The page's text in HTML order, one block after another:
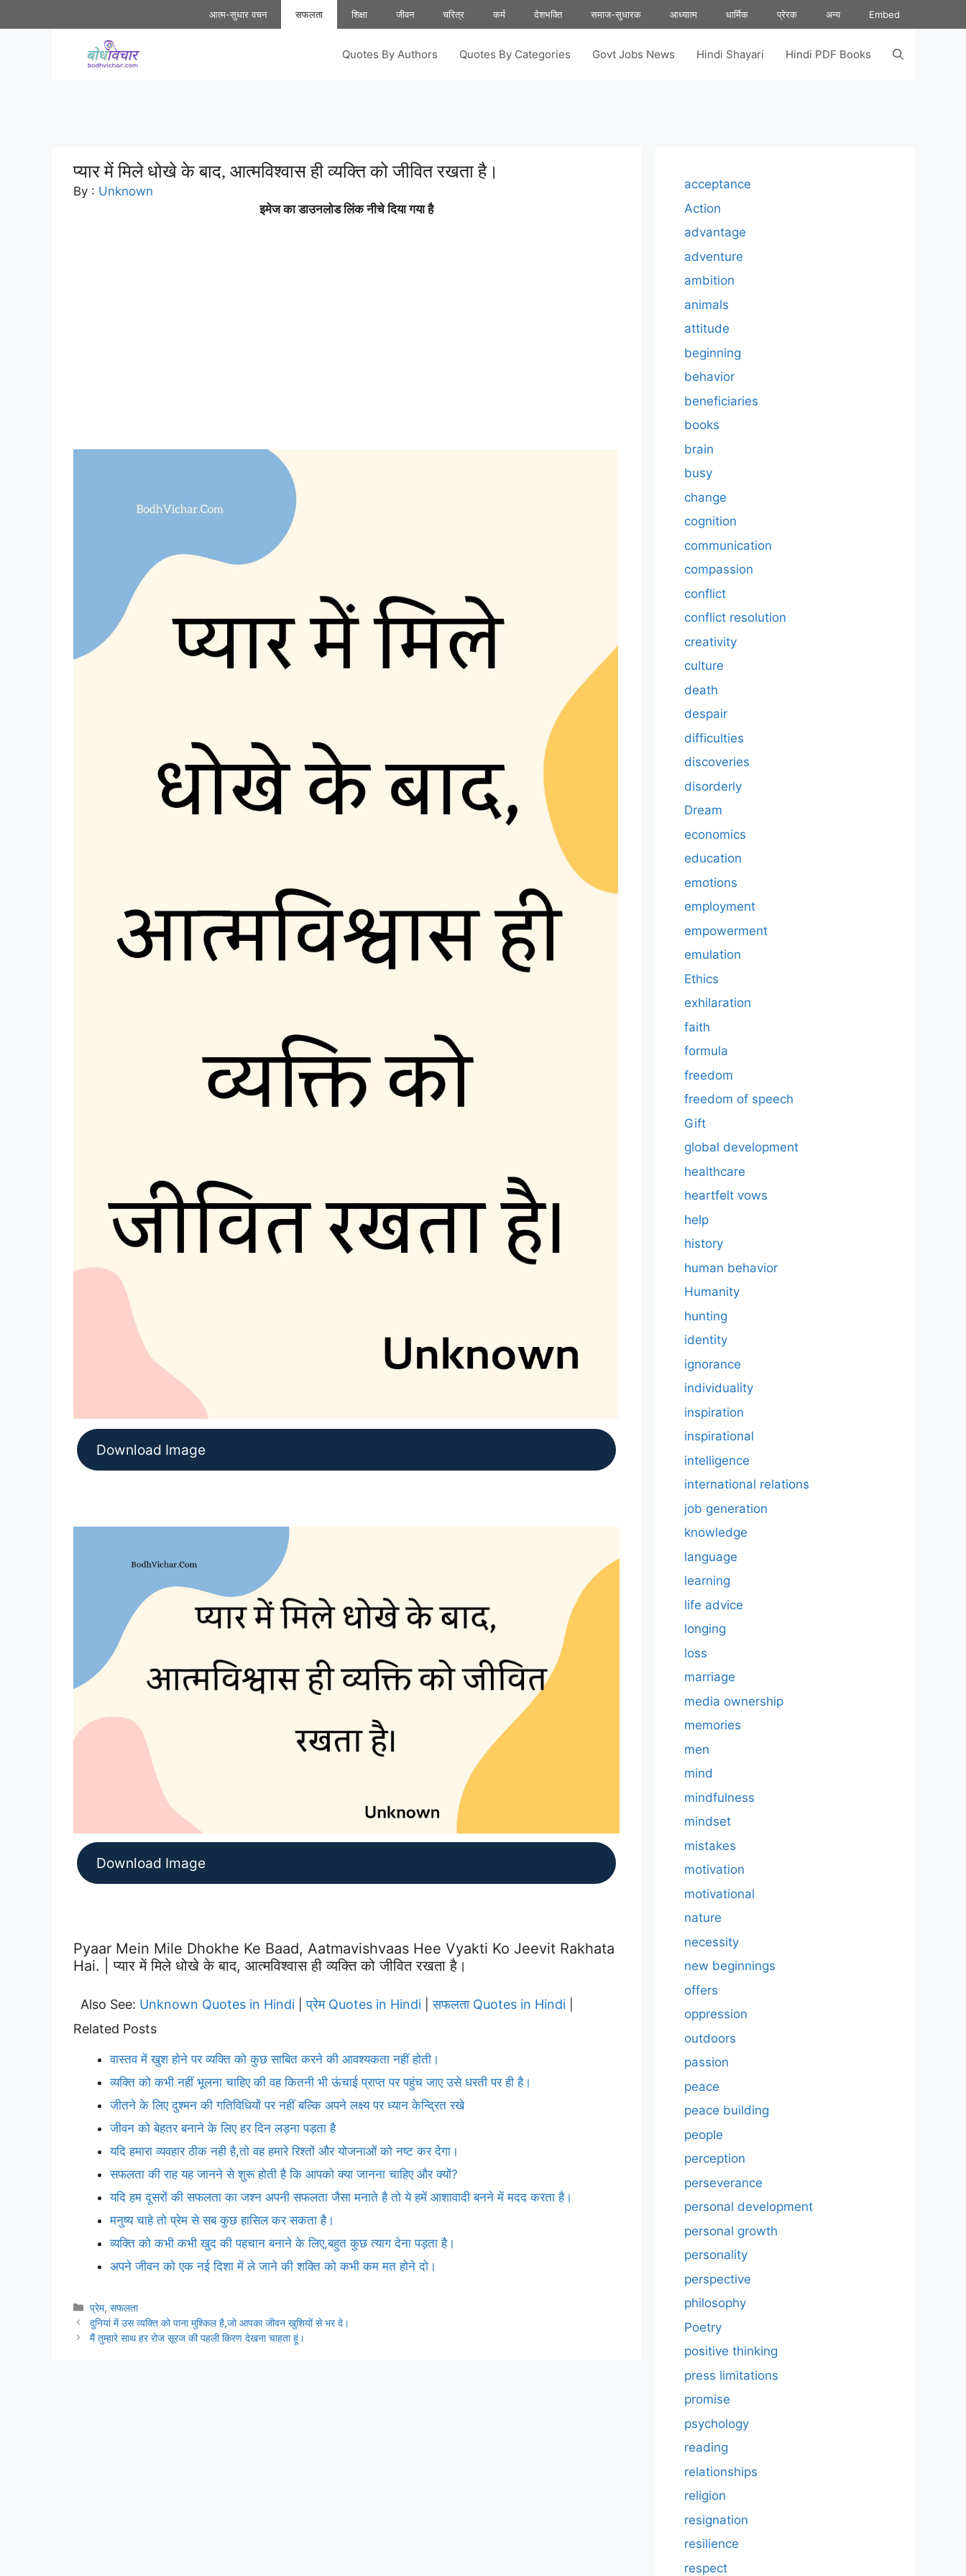
to
आत्म-सुधार वचन सफलता शिक्षा जीवन चरित्र कर्म देशभक्ति समाज-सुधारक आध्यात्म धार्मिक प्रेरक अन्य Embed
Quotes By Authors Quotes By Categories Govt Jobs News Hindi Shayari Hindi PDF Books
प्यार में मिले धोखे के बाद, आत्मविश्वास ही व्यक्ति को जीवित रखता है।
By : Unknown
इमेज का डाउनलोड लिंक नीचे दिया गया है
Download Image
Download Image
Pyaar Mein Mile Dhokhe Ke Baad, Aatmavishvaas Hee Vyakti Ko Jeevit Rakhata
Hai. | प्यार में मिले धोखे के बाद, आत्मविश्वास ही व्यक्ति को जीवित रखता है।
Also See: Unknown Quotes in Hindi |प्रेम Quotes in Hindi |सफलता Quotes in Hindi
Related Posts
वास्तव में खुश होने पर व्यक्ति को कुछ साबित करने की आवश्यकता नहीं होती।
व्यक्ति को कभी नहीं भूलना चाहिए की वह कितनी भी ऊंचाई प्राप्त पर पहुंच जाए उसे धरती पर ही है।
जीतने के लिए दुश्मन की गतिविधियों पर नहीं बल्कि अपने लक्ष्य पर ध्यान केन्द्रित रखे
जीवन को बेहतर बनाने के लिए हर दिन लड़ना पड़ता है
यदि हमारा व्यवहार ठीक नही है,तो वह हमारे रिश्तों और योजनाओं को नष्ट कर देगा।
सफलता की राह यह जानने से शुरू होती है कि आपको क्या जानना चाहिए और क्यों?
यदि हम दूसरों की सफलता का जश्न अपनी सफलता जैसा मनाते है तो ये हमें आशावादी बनने में मदद करता है।
मनुष्य चाहे तो प्रेम से सब कुछ हासिल कर सकता है।
व्यक्ति को कभी कभी खुद की पहचान बनाने के लिए,बहुत कुछ त्याग देना पड़ता है।
अपने जीवन को एक नई दिशा में ले जाने की शक्ति को कभी कम मत होने दो।
Categories
प्रेम,सफलता
दुनियां में उस व्यक्ति को पाना मुश्किल है,जो आपका जीवन खुशियों से भर दे।
मैं तुम्हारे साथ हर रोज सूरज की पहली किरण देखना चाहता हूं।
acceptance
Action
advantage
adventure
ambition
animals
attitude
beginning
behavior
beneficiaries
books
brain
busy
change
cognition
communication
compassion
conflict
conflict resolution
creativity
culture
death
despair
difficulties
discoveries
disorderly
Dream
economics
education
emotions
employment
empowerment
emulation
Ethics
exhilaration
faith
formula
freedom
freedom of speech
Gift
global development
healthcare
heartfelt vows
help
history
human behavior
Humanity
hunting
identity
ignorance
individuality
inspiration
inspirational
intelligence
international relations
job generation
knowledge
language
learning
life advice
longing
loss
marriage
media ownership
memories
men
mind
mindfulness
mindset
mistakes
motivation
motivational
nature
necessity
new beginnings
offers
oppression
outdoors
passion
peace
peace building
people
perception
perseverance
personal development
personal growth
personality
perspective
philosophy
Poetry
positive thinking
press limitations
promise
psychology
reading
relationships
religion
resignation
resilience
respect